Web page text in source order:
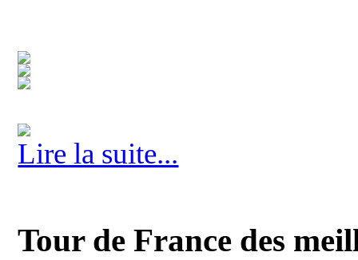
Lire la suite...
Tour de France des